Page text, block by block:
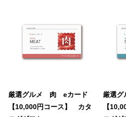
厳選グルメ 肉 eカード
【10,000円コース】 カタ
厳選
【